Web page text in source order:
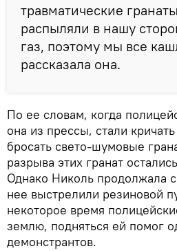
травматические
распыляли в нашу
газ, поэтому мы все
рассказала она.
По ее словам, когда
она из прессы, стали
бросать свето-шумовые
разрыва этих гранат
Однако Николь продолжала
нее выстрелили резиновой
некоторое время
землю, подняться ей помог
демонстрантов.